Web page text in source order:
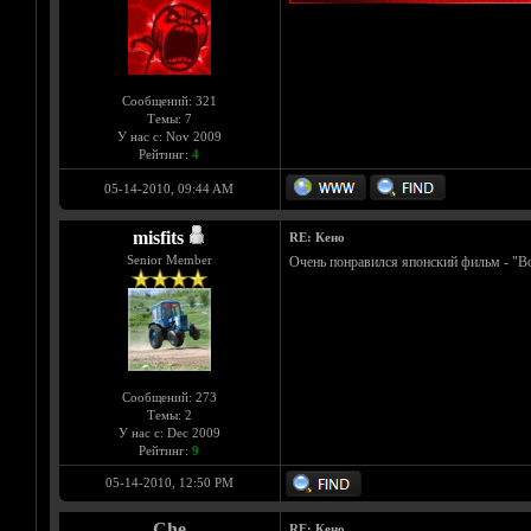
Сообщений: 321
Темы: 7
У нас с: Nov 2009
Рейтинг: 4
05-14-2010, 09:44 AM
misfits
Senior Member
Сообщений: 273
Темы: 2
У нас с: Dec 2009
Рейтинг: 9
RE: Кено
Очень понравился японский фильм -
05-14-2010, 12:50 PM